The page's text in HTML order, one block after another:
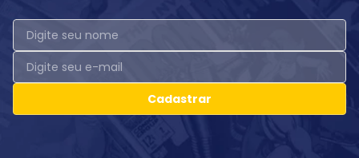
Cadastrar